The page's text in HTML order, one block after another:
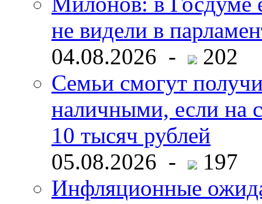
не видели в
04.08.2026 -
202
Семьи смогут
наличными, если на
10 тысяч рублей
05.08.2026 -
197
Инфляционные